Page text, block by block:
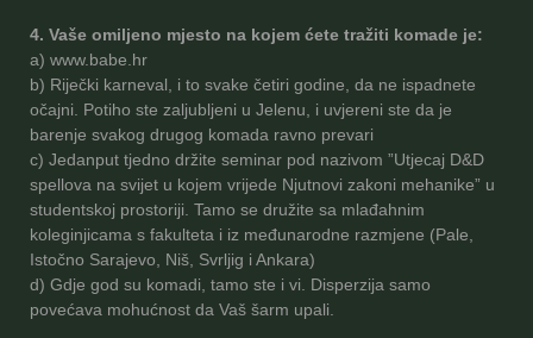
4. Vaše omiljeno mjesto na kojem ćete tražiti komade je:
a) www.babe.hr
b) Riječki karneval, i to svake četiri godine, da ne ispadnete
očajni. Potiho ste zaljubljeni u Jelenu, i uvjereni ste da je
barenje svakog drugog komada ravno prevari
c) Jedanput tjedno držite seminar pod nazivom ”Utjecaj D&D
spellova na svijet u kojem vrijede Njutnovi zakoni mehanike” u
studentskoj prostoriji. Tamo se družite sa mlađahnim
koleginjicama s fakulteta i iz međunarodne razmjene (Pale,
Istočno Sarajevo, Niš, Svrljig i Ankara)
d) Gdje god su komadi, tamo ste i vi. Disperzija samo
povećava mohućnost da Vaš šarm upali.